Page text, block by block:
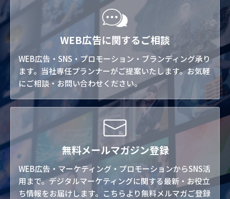
WEB広告に関するご相談
WEB広告・SNS・プロモーション・ブランディング承り
ます。当社専任プランナーがご提案いたします。お気軽
にご相談・お問い合わせください。
無料メールマガジン登録
WEB広告・マーケティング・プロモーションからSNS活
用まで。デジタルマーケティングに関する最新・お役立
ち情報をお届けします。こちらより無料メルマガご登録